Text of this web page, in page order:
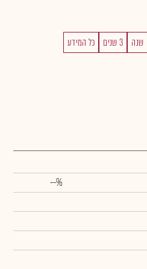
שנה 3 שנים כל המידע
--%